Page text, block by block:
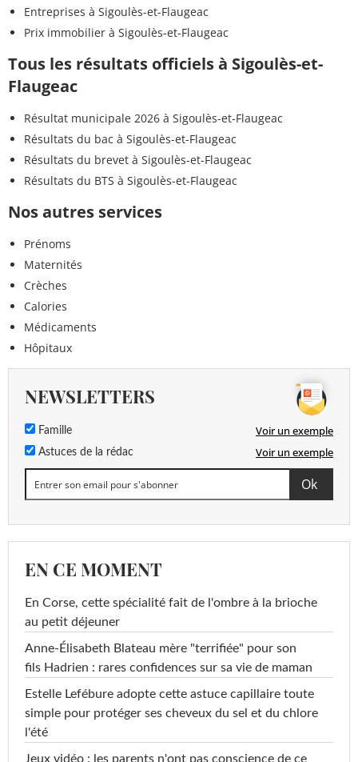
Entreprises à Sigoulès-et-Flaugeac
Prix immobilier à Sigoulès-et-Flaugeac
Tous les résultats officiels à Sigoulès-et-
Flaugeac
Résultat municipale 2026 à Sigoulès-et-Flaugeac
Résultats du bac à Sigoulès-et-Flaugeac
Résultats du brevet à Sigoulès-et-Flaugeac
Résultats du BTS à Sigoulès-et-Flaugeac
Nos autres services
Prénoms
Maternités
Crèches
Calories
Médicaments
Hôpitaux
NEWSLETTERS
Famille Voir un exemple
Astuces de la rédac Voir un exemple
EN CE MOMENT
En Corse, cette spécialité fait de l'ombre à la brioche
au petit déjeuner
Anne-Élisabeth Blateau mère "terrifiée" pour son
fils Hadrien : rares confidences sur sa vie de maman
Estelle Lefébure adopte cette astuce capillaire toute
simple pour protéger ses cheveux du sel et du chlore
l'été
Jeux vidéo : les parents n'ont pas conscience de ce